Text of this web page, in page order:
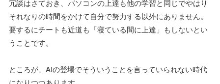
冗談はさておき、パソコンの上達も他の学習と同じでやはり
それなりの時間をかけて自分で努力する以外にありません。
要するにチートも近道も「寝ている間に上達」もしないとい
うことです。
ところが、AIの登場でそういうことを言っていられない時代